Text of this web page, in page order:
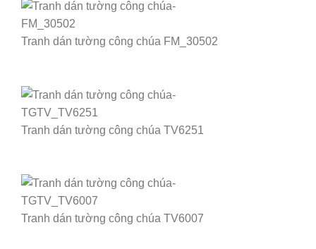
Tranh dán tường công chúa FM_30502
Tranh dán tường công chúa TV6251
Tranh dán tường công chúa TV6007